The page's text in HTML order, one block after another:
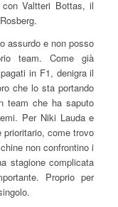
Valtteri Bottas, il
assurdo e non posso
team. Come già
in F1, denigra il
che lo sta portando
team che ha saputo
Per Niki Lauda e
prioritario, come trovo
non confrontino i
stagione complicata
Proprio per